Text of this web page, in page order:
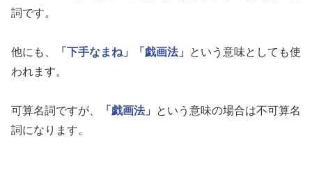
詞です。
他にも、 「下手なまね」 「戯画法」
という意味としても使
われます。
可算名詞ですが、 「戯画法」
という意味の場合は不可算名
詞になります。